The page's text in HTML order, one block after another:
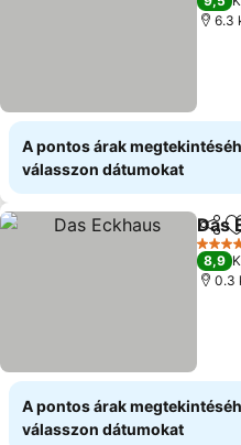
6.3
A pontos árak
válasszon dátumokat
Das
4
8,9
0.3
A pontos árak
válasszon dátumokat